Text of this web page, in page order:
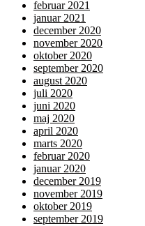
februar 2021
januar 2021
december 2020
november 2020
oktober 2020
september 2020
august 2020
juli 2020
juni 2020
maj 2020
april 2020
marts 2020
februar 2020
januar 2020
december 2019
november 2019
oktober 2019
september 2019